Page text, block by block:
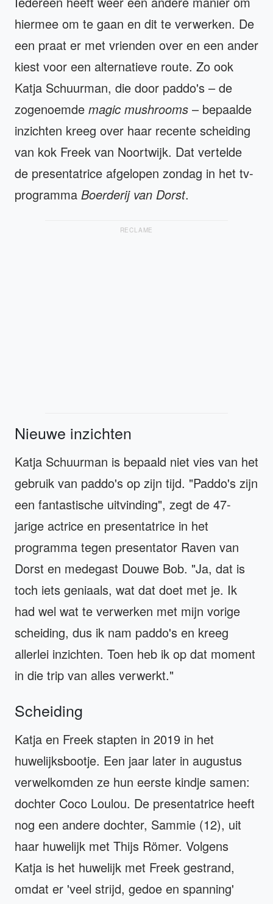
hiermee om te gaan en dit te verwerken. De
een praat er met vrienden over en een ander
kiest voor een alternatieve route. Zo ook
Katja Schuurman, die door paddo's – de
zogenoemde magic mushrooms – bepaalde
inzichten kreeg over haar recente scheiding
van kok Freek van Noortwijk. Dat vertelde
de presentatrice afgelopen zondag in het tv-
programma Boerderij van Dorst.
RECLAME
Nieuwe inzichten
Katja Schuurman is bepaald niet vies van het
gebruik van paddo's op zijn tijd. "Paddo's zijn
een fantastische uitvinding", zegt de 47-
jarige actrice en presentatrice in het
programma tegen presentator Raven van
Dorst en medegast Douwe Bob. "Ja, dat is
toch iets geniaals, wat dat doet met je. Ik
had wel wat te verwerken met mijn vorige
scheiding, dus ik nam paddo's en kreeg
allerlei inzichten. Toen heb ik op dat moment
in die trip van alles verwerkt."
Scheiding
Katja en Freek stapten in 2019 in het
huwelijksbootje. Een jaar later in augustus
verwelkomden ze hun eerste kindje samen:
dochter Coco Loulou. De presentatrice heeft
nog een andere dochter, Sammie (12), uit
haar huwelijk met Thijs Römer. Volgens
Katja is het huwelijk met Freek gestrand,
omdat er 'veel strijd, gedoe en spanning'